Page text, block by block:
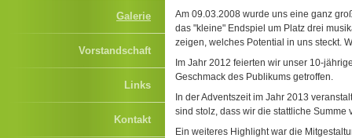
Galerie
Vorstandschaft
Links
Kontakt
Am 09.03.2008 wurde uns eine ganz
das "kleine" Endspiel um Platz drei
zeigen, welches Potential in uns steckt.
Im Jahr 2012 feierten wir unser 10-
Geschmack des Publikums getroffen.
In der Adventszeit im Jahr 2013
sind stolz, dass wir die stattliche
Ein weiteres Highlight war die